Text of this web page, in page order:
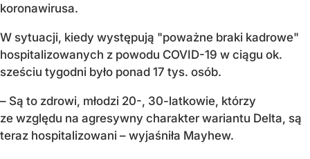
koronawirusa.
W sytuacji, kiedy występują "poważne braki kadrowe"
hospitalizowanych z powodu COVID-19 w ciągu ok.
sześciu tygodni było ponad 17 tys. osób.
– Są to zdrowi, młodzi 20-, 30-latkowie, którzy
ze względu na agresywny charakter wariantu Delta, są
teraz hospitalizowani – wyjaśniła Mayhew.